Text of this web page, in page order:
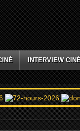
INTERVIEW